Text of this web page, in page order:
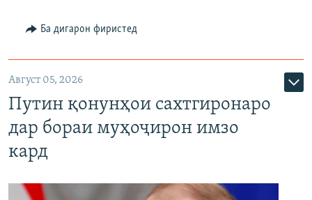
Ба дигарон фиристед
Август 05, 2026
Путин қонунҳои сахтгиронаро
дар бораи муҳоҷирон имзо
кард